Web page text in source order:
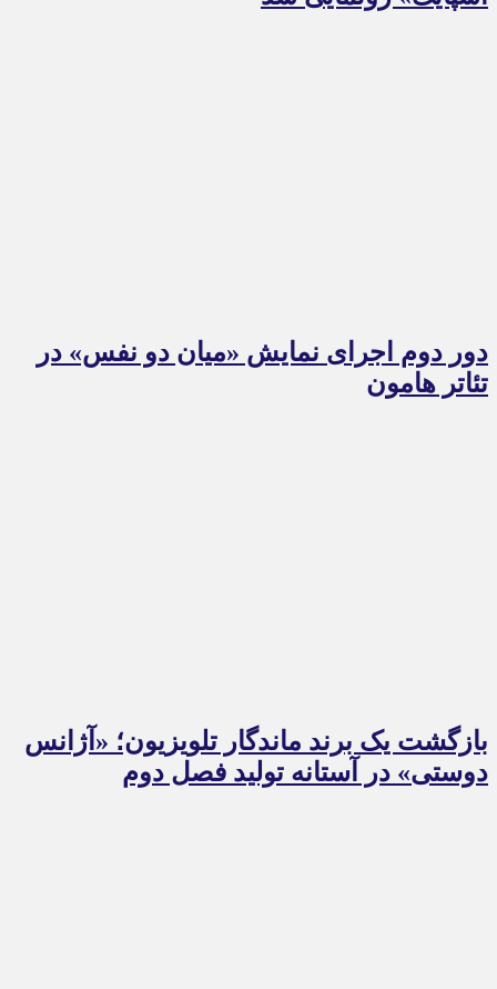
دور دوم اجرای نمایش «میان دو نفس» در
تئاتر هامون
بازگشت یک برند ماندگار تلویزیون؛ «آژانس
دوستی» در آستانه تولید فصل دوم